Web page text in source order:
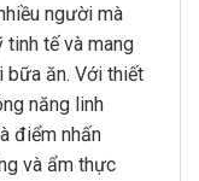
người mà
tinh tế và mang
bữa ăn. Với thiết
năng linh
điểm nhấn
và ẩm thực